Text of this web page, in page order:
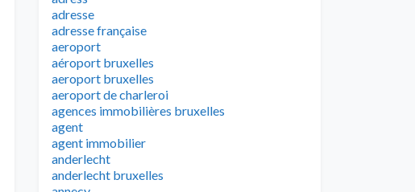
adresse
adresse française
aeroport
aéroport bruxelles
aeroport bruxelles
aeroport de charleroi
agences immobilières bruxelles
agent
agent immobilier
anderlecht
anderlecht bruxelles